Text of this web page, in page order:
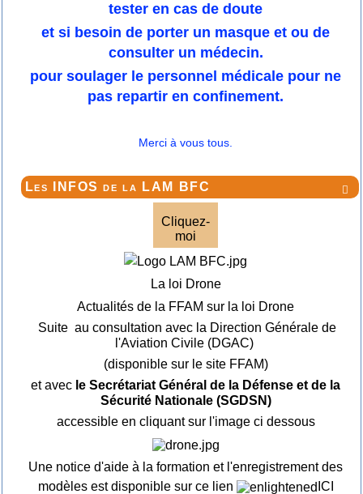
tester en cas de doute
et si besoin de porter un masque et ou de
consulter un médecin.
pour soulager le personnel médicale pour ne
pas repartir en confinement.
Merci à vous tous.

Les INFOS de la LAM BFC
Cliquez-
moi
La loi Drone
Actualités de la FFAM sur la loi Drone
Suite au consultation avec la Direction Générale de
l'Aviation Civile (DGAC)
(disponible sur le site FFAM)
et avec le Secrétariat Général de la Défense et de la
Sécurité Nationale (SGDSN)
accessible en cliquant sur l'image ci dessous
Une notice d'aide à la formation et l'enregistrement des
modèles est disponible sur ce lien
ICI